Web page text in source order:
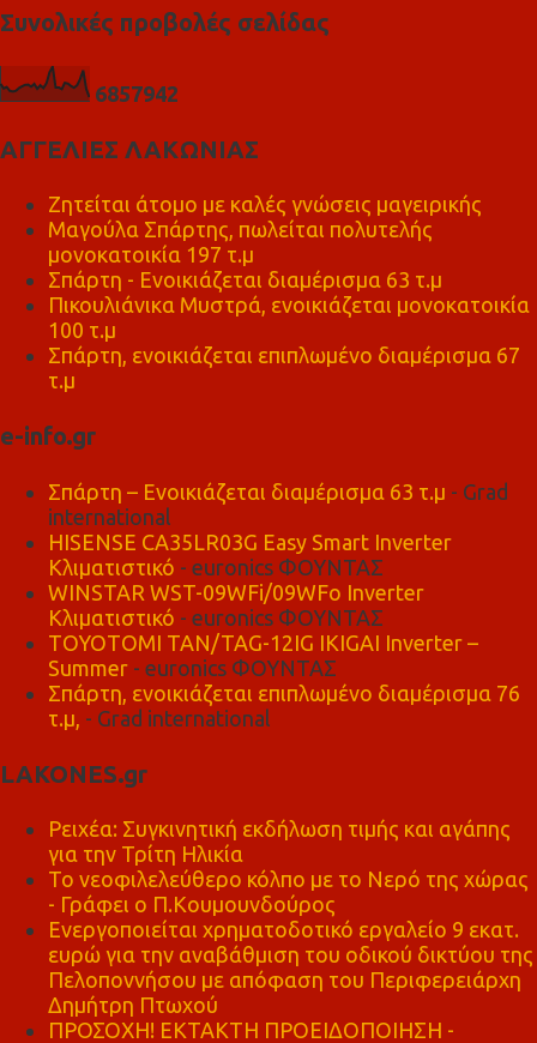
Συνολικές προβολές σελίδας
6857942
ΑΓΓΕΛΙΕΣ ΛΑΚΩΝΙΑΣ
Ζητείται άτομο με καλές γνώσεις μαγειρικής
Μαγούλα Σπάρτης, πωλείται πολυτελής
μονοκατοικία 197 τ.μ
Σπάρτη - Ενοικιάζεται διαμέρισμα 63 τ.μ
Πικουλιάνικα Μυστρά, ενοικιάζεται μονοκατοικία
100 τ.μ
Σπάρτη, ενοικιάζεται επιπλωμένο διαμέρισμα 67
τ.μ
e-info.gr
Σπάρτη – Ενοικιάζεται διαμέρισμα 63 τ.μ - Grad
international
HISENSE CA35LR03G Easy Smart Inverter
Κλιματιστικό - euronics ΦΟΥΝΤΑΣ
WINSTAR WST-09WFi/09WFo Inverter
Κλιματιστικό - euronics ΦΟΥΝΤΑΣ
TOYOTOMI TAN/TAG-12IG IKIGAI Inverter –
Summer - euronics ΦΟΥΝΤΑΣ
Σπάρτη, ενοικιάζεται επιπλωμένο διαμέρισμα 76
τ.μ, - Grad international
LAKONES.gr
Ρειχέα: Συγκινητική εκδήλωση τιμής και αγάπης
για την Τρίτη Ηλικία
Το νεοφιλελεύθερο κόλπο με το Νερό της χώρας
- Γράφει ο Π.Κουμουνδούρος
Ενεργοποιείται χρηματοδοτικό εργαλείο 9 εκατ.
ευρώ για την αναβάθμιση του οδικού δικτύου της
Πελοποννήσου με απόφαση του Περιφερειάρχη
Δημήτρη Πτωχού
ΠΡΟΣΟΧΗ! ΕΚΤΑΚΤΗ ΠΡΟΕΙΔΟΠΟΙΗΣΗ -